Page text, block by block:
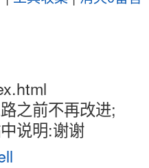
之前不再改进;
说明:谢谢